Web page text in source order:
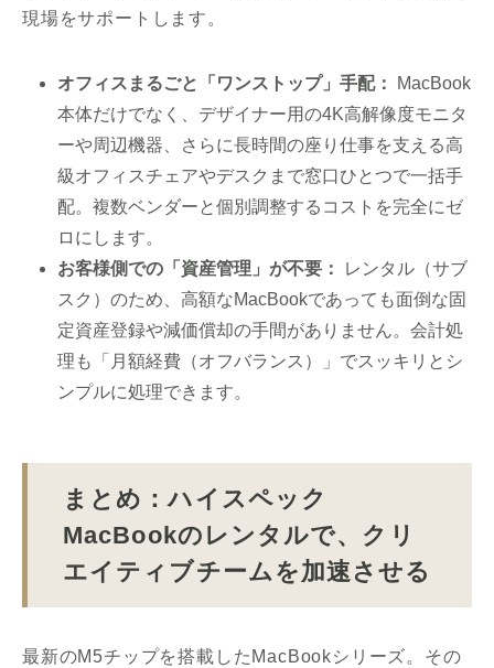
現場をサポートします。
オフィスまるごと「ワンストップ」手配：
MacBook
本体だけでなく、デザイナー用の4K高解像度モニタ
ーや周辺機器、さらに長時間の座り仕事を支える高
級オフィスチェアやデスクまで窓口ひとつで一括手
配。複数ベンダーと個別調整するコストを完全にゼ
ロにします。
お客様側での「資産管理」が不要：
レンタル（サブ
スク）のため、高額なMacBookであっても面倒な固
定資産登録や減価償却の手間がありません。会計処
理も「月額経費（オフバランス）」でスッキリとシ
ンプルに処理できます。
まとめ：ハイスペック
MacBookのレンタルで、クリ
エイティブチームを加速させる
最新のM5チップを搭載したMacBookシリーズ。その